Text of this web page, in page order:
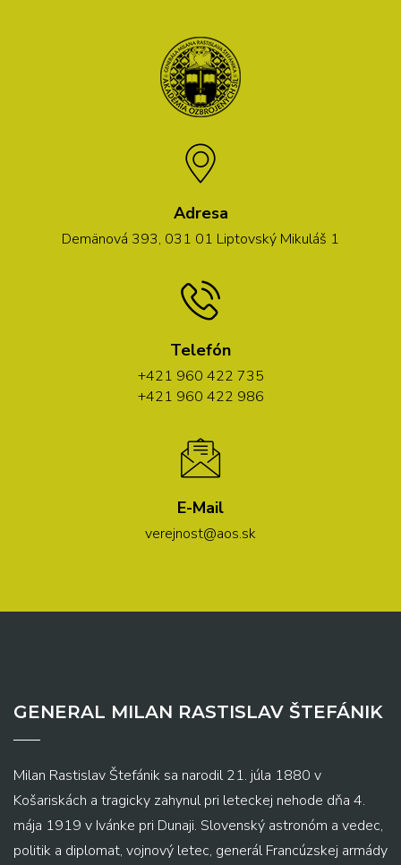
Adresa
Demänová 393, 031 01 Liptovský Mikuláš 1
Telefón
+421 960 422 735
+421 960 422 986
E-Mail
verejnost@aos.sk
GENERAL MILAN RASTISLAV ŠTEFÁNIK
Milan Rastislav Štefánik sa narodil 21. júla 1880 v
Košariskách a tragicky zahynul pri leteckej nehode dňa 4.
mája 1919 v Ivánke pri Dunaji. Slovenský astronóm a vedec,
politik a diplomat, vojnový letec, generál Francúzskej armády